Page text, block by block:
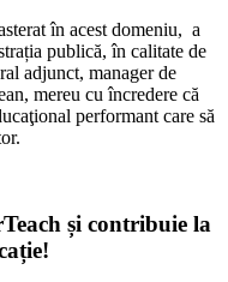
în acest domeniu, a
publică, în calitate de
adjunct, manager de
mereu cu încredere că
performant care să
și contribuie la